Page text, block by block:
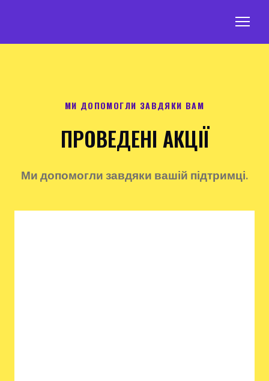
МИ ДОПОМОГЛИ ЗАВДЯКИ ВАМ
ПРОВЕДЕНІ АКЦІЇ
Ми допомогли завдяки вашій підтримці.